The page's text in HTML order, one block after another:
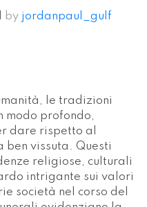
by jordanpaul_gulf
le tradizioni
modo profondo,
dare rispetto al
ben vissuta. Questi
religiose, culturali
intrigante sui valori
società nel corso del